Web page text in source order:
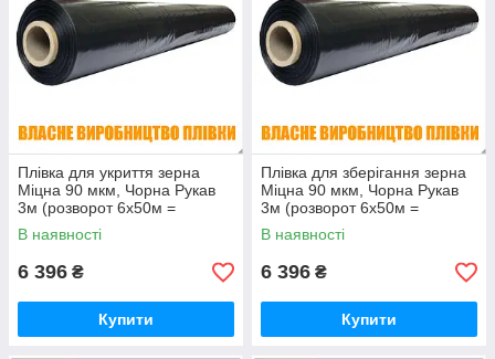
Плівка для укриття зерна
Міцна 90 мкм, Чорна Рукав
3м (розворот 6х50м =
300кв.м)
В наявності
6 396 ₴
Купити
Плівка для зберігання зерна
Міцна 90 мкм, Чорна Рукав
3м (розворот 6х50м =
300кв.м)
В наявності
6 396 ₴
Купити